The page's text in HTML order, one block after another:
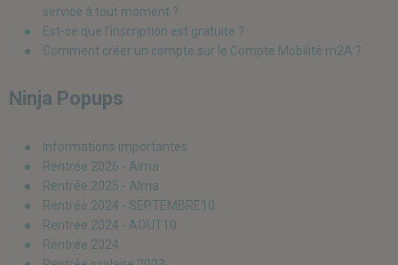
service à tout moment ?
Est-ce que l’inscription est gratuite ?
Comment créer un compte sur le Compte Mobilité m2A ?
Ninja Popups
Informations importantes
Rentrée 2026 - Alma
Rentrée 2025 - Alma
Rentrée 2024 - SEPTEMBRE10
Rentrée 2024 - AOUT10
Rentrée 2024